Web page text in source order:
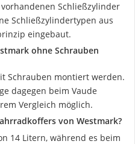
Schließzylinder
Schließzylindertypen aus
eingebaut.
ohne Schrauben
Schrauben montiert werden.
dagegen beim Vaude
Vergleich möglich.
von Westmark?
14 Litern, während es beim